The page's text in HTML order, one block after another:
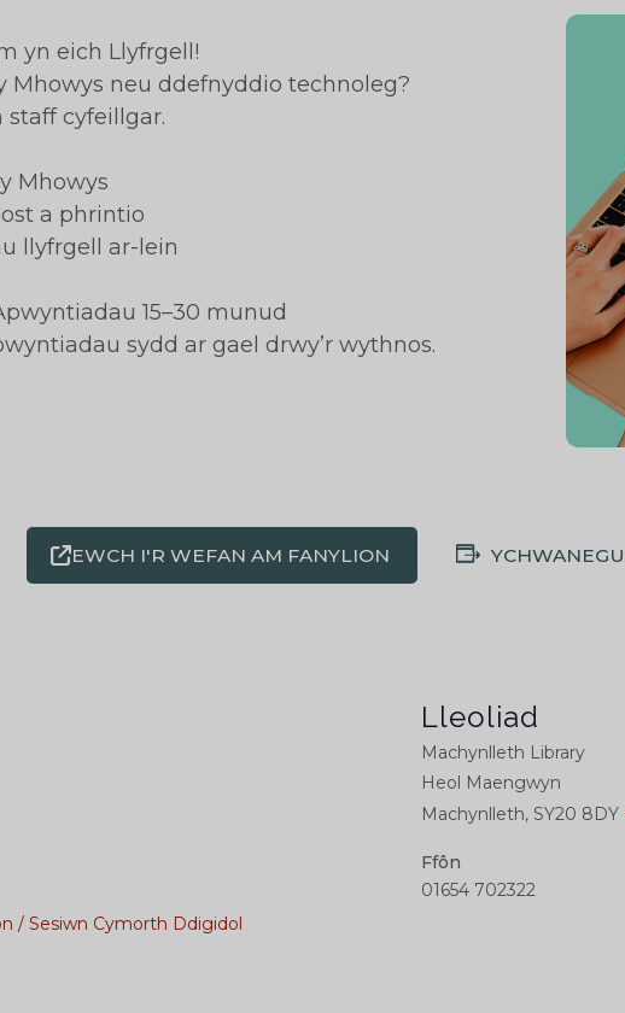
yn eich Llyfrgell!
Mhowys neu ddefnyddio technoleg?
staff cyfeillgar.
Mhowys
a phrintio
llyfrgell ar-lein
15–30 munud
sydd ar gael drwy’r wythnos.
EWCH I'R WEFAN AM FANYLION
/ Sesiwn Cymorth Ddigidol
Lleoliad
Machynlleth Library
Heol Maengwyn
Machynlleth, SY20 8DY
Ffôn
01654 702322